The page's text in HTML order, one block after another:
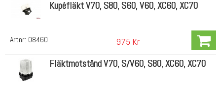
Artnr: 08460
Kupéfläkt V70, S80, S60, V60, XC60, XC70
975 Kr
Fläktmotstånd V70, S/V60, S80, XC60, XC70